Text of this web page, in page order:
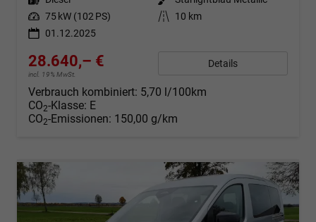
Leistung 75 kW (102 PS) Kilometerstand
10 km
01.12.2025
28.640,– €
incl. 19% MwSt.
Details
Verbrauch kombiniert: 5,70 l/100km
CO2-Klasse: E
CO2-Emissionen: 150,00 g/km